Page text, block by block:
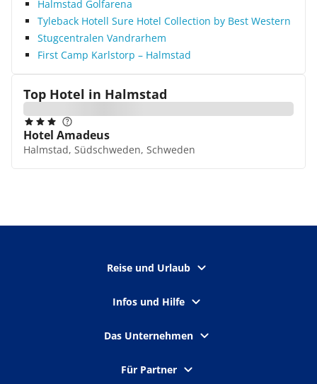
Halmstad Golfarena
Tyleback Hotell Sure Hotel Collection by Best Western
Stugcentralen Vandrarhem
First Camp Karlstorp – Halmstad
Top Hotel in Halmstad
Hotel Amadeus
Halmstad, Südschweden, Schweden
Reise und Urlaub
Infos und Hilfe
Das Unternehmen
Für Partner